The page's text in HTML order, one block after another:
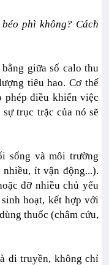
phì không? Cách
giữa số calo thu
tiêu hao. Cơ thể
điều khiển việc
trục trặc của nó sẽ
sống và môi trường
ít vận động...).
đỡ nhiều chủ yếu
hoạt, kết hợp với
thuốc (châm cứu,
di truyền, không chỉ